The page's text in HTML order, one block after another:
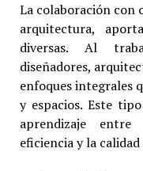
La colaboración con
arquitectura,
diversas. Al
diseñadores,
enfoques integrales
y espacios. Este
aprendizaje entre
eficiencia y la